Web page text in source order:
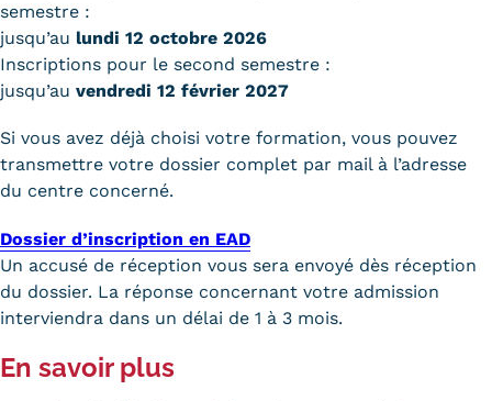
semestre :
jusqu’au lundi 12 octobre 2026
Inscriptions pour le second semestre :
jusqu’au vendredi 12 février 2027
Si vous avez déjà choisi votre formation, vous pouvez
transmettre votre dossier complet par mail à l’adresse
du centre concerné.
Dossier d’inscription en EAD
Un accusé de réception vous sera envoyé dès réception
du dossier. La réponse concernant votre admission
interviendra dans un délai de 1 à 3 mois.
En savoir plus